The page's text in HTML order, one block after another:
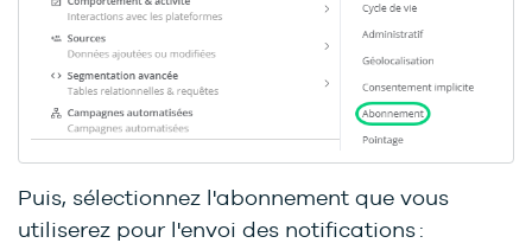
Puis, sélectionnez l'abonnement que vous
utiliserez pour l'envoi des notifications :